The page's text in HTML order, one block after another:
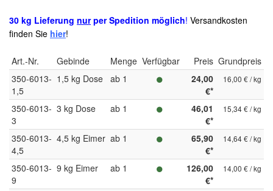
30 kg Lieferung nurper Spedition möglich! Versandkosten
finden Sie hier!
Art.-Nr. Gebinde Menge Verfügbar Preis Grundpreis
350-6013-
1,5
1,5 kg Dose ab 1
24,00
€*
16,00 € / kg
350-6013-
3
3 kg Dose ab 1
46,01
€*
15,34 € / kg
350-6013-
4,5
4,5 kg Eimer ab 1
65,90
€*
14,64 € / kg
350-6013-
9
9 kg Eimer ab 1
126,00
€*
14,00 € / kg